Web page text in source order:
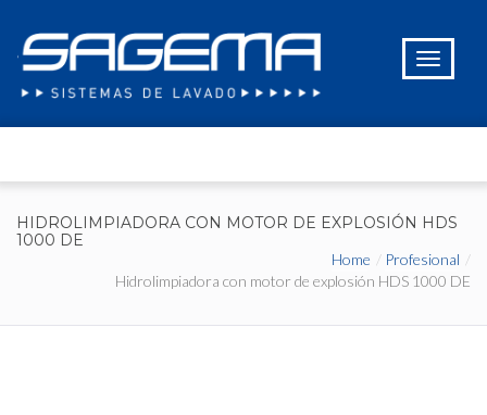
HIDROLIMPIADORA CON MOTOR DE EXPLOSIÓN HDS
1000 DE
Home
Profesional
Hidrolimpiadora con motor de explosión HDS 1000 DE